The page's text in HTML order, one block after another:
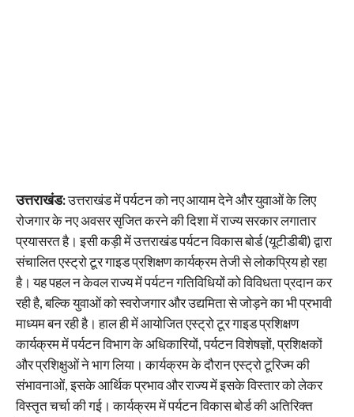
उत्तराखंड:उत्तराखंड में पर्यटन को नए आयाम देने और युवाओं के लिए
रोजगार के नए अवसर सृजित करने की दिशा में राज्य सरकार लगातार
प्रयासरत है। इसी कड़ी में उत्तराखंड पर्यटन विकास बोर्ड (यूटीडीबी) द्वारा
संचालित एस्ट्रो टूर गाइड प्रशिक्षण कार्यक्रम तेजी से लोकप्रिय हो रहा
है। यह पहल न केवल राज्य में पर्यटन गतिविधियों को विविधता प्रदान कर
रही है, बल्कि युवाओं को स्वरोजगार और उद्यमिता से जोड़ने का भी प्रभावी
माध्यम बन रही है। हाल ही में आयोजित एस्ट्रो टूर गाइड प्रशिक्षण
कार्यक्रम में पर्यटन विभाग के अधिकारियों, पर्यटन विशेषज्ञों, प्रशिक्षकों
और प्रशिक्षुओं ने भाग लिया। कार्यक्रम के दौरान एस्ट्रो टूरिज्म की
संभावनाओं, इसके आर्थिक प्रभाव और राज्य में इसके विस्तार को लेकर
विस्तृत चर्चा की गई। कार्यक्रम में पर्यटन विकास बोर्ड की अतिरिक्त